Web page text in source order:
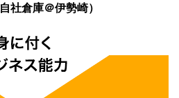
社倉庫＠伊勢崎）